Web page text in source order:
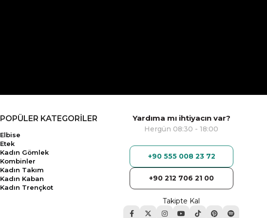
POPÜLER KATEGORİLER
Elbise
Etek
Kadın Gömlek
Kombinler
Kadın Takım
Kadın Kaban
Kadın Trençkot
Yardıma mı ihtiyacın var?
Hergün 08:30 - 18:00
+90 555 008 23 72
+90 212 706 21 00
Takipte Kal